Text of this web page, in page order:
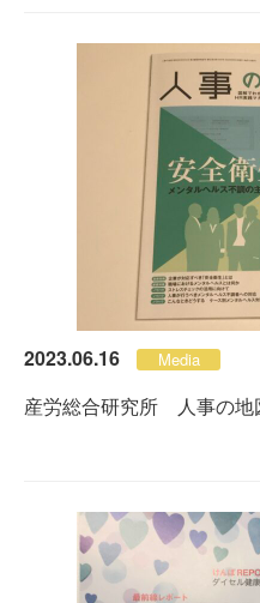
2023.06.16 Media
産労総合研究所 人事の